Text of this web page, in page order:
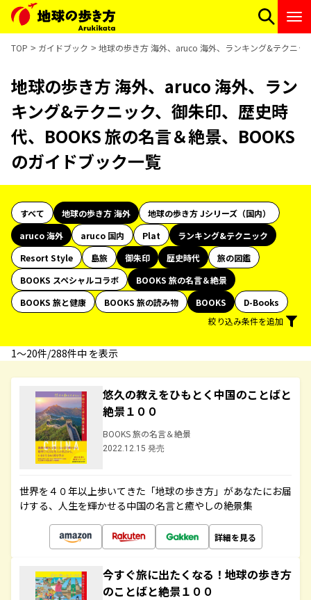
TOP ガイドブック 地球の歩き方 海外、aruco 海外、ランキング&テクニッ
地球の歩き方 海外、aruco 海外、ラン
キング&テクニック、御朱印、歴史時
代、BOOKS 旅の名言＆絶景、BOOKS
のガイドブック一覧
すべて 地球の歩き方 海外
地球の歩き方 Jシリーズ（国内）
aruco 海外
aruco 国内 Plat
ランキング&テクニック
Resort Style
島旅 御朱印 歴史時代
旅の図鑑
BOOKS スペシャルコラボ
BOOKS 旅の名言＆絶景
BOOKS 旅と健康
BOOKS 旅の読み物 BOOKS
D-Books
絞り込み条件を追加
1〜20件/288件中 を表示
悠久の教えをひもとく中国のことばと
絶景１００
BOOKS 旅の名言＆絶景
2022.12.15 発売
世界を４０年以上歩いてきた「地球の歩き方」があなたにお届
けする、人生を輝かせる中国の名言と癒やしの絶景集
詳細を見る
今すぐ旅に出たくなる！地球の歩き方
のことばと絶景１００